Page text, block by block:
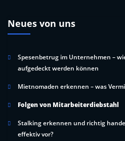
Neues von uns
Spesenbetrug im Unternehmen –
aufgedeckt werden können
Mietnomaden erkennen – was
Folgen von Mitarbeiterdiebstahl
Stalking erkennen und richtig
effektiv vor?